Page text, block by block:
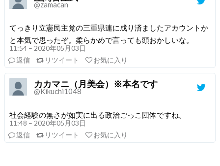
@zamacan
てっきり立憲民主党の三重県連に成り済ましたアカウントか
と本気で思ったぞ。柔らかめで言っても頭おかしいな。
11:54 – 2020年05月03日
返信
リツイート お気に入り
カカマニ（月美会）※本名です
@Kikuchi1048
社会経験の無さが如実に出る政治ごっこ団体ですね。
11:48 – 2020年05月03日
返信
リツイート お気に入り